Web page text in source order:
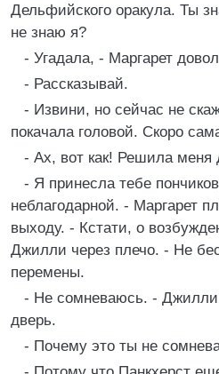
Дельфийского оракула. Ты
не знаю я?
- Угадала, - Маргарет
- Рассказывай.
- Извини, но сейчас не
покачала головой. Скоро
- Ах, вот как! Решила меня
- Я принесла тебе
неблагодарной. - Маргарет
выходу. - Кстати, о
Джилли через плечо. - Не
перемены.
- Не сомневаюсь. - Джилли
дверь.
- Почему это ты не